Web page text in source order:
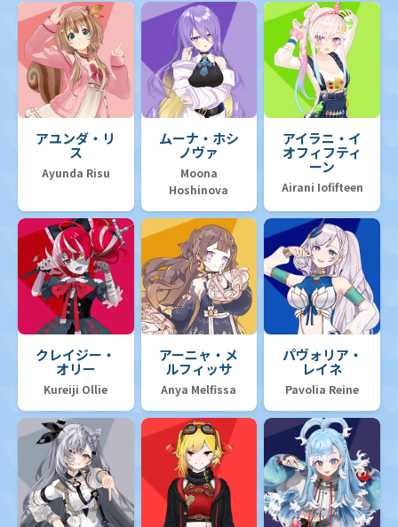
アユンダ・リ
ス
Ayunda Risu
ムーナ・ホシ
ノヴァ
Moona
Hoshinova
アイラニ・イ
オフィフティ
ーン
Airani Iofifteen
クレイジー・
オリー
Kureiji Ollie
アーニャ・メ
ルフィッサ
Anya Melfissa
パヴォリア・
レイネ
Pavolia Reine